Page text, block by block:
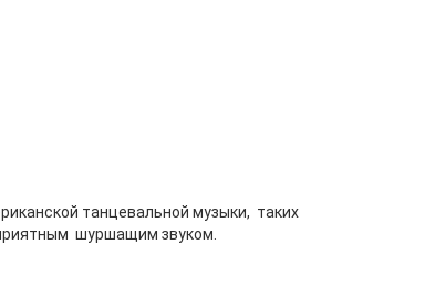
танцевальной музыки, таких
шуршащим звуком.